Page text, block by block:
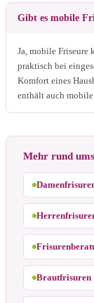
Gibt es mobile
Ja, mobile Friseure
praktisch bei
Komfort eines
enthält auch mobile
Mehr rund
Brautfrisuren